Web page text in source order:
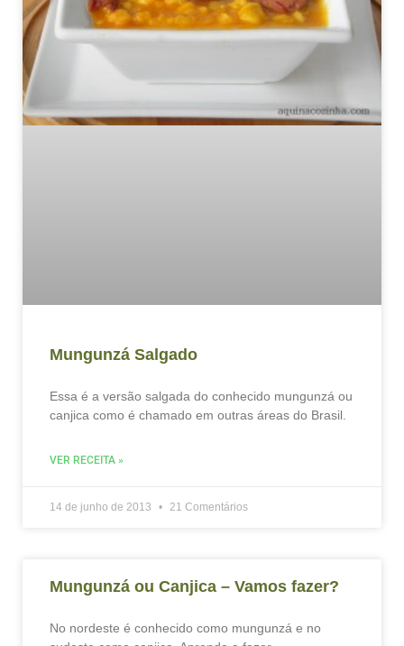
Mungunzá Salgado
Essa é a versão salgada do conhecido mungunzá ou
canjica como é chamado em outras áreas do Brasil.
VER RECEITA »
14 de junho de 2013 21 Comentários
Mungunzá ou Canjica – Vamos fazer?
No nordeste é conhecido como mungunzá e no